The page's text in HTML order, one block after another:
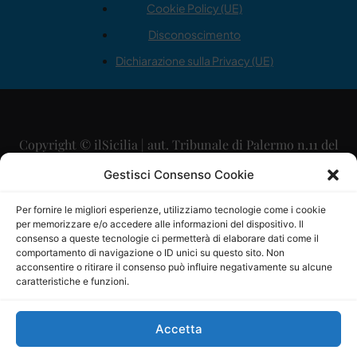
Gestisci Consenso Cookie
Per fornire le migliori esperienze, utilizziamo tecnologie come i cookie
per memorizzare e/o accedere alle informazioni del dispositivo. Il
consenso a queste tecnologie ci permetterà di elaborare dati come il
comportamento di navigazione o ID unici su questo sito. Non
acconsentire o ritirare il consenso può influire negativamente su alcune
caratteristiche e funzioni.
Accetta
Cookie Policy (UE)
Disconoscimento
Dichiarazione sulla Privacy (UE)
Copyright © ilSicilia | aut. Tribunale di Palermo n.11 del
29/09/2015
Direttore Editoriale: Maurizio Scaglione
Direttore Responsabile: Maria Calabrese
P.IVA: 06334930820
Mercurio Comunicazione Società Cooperativa a r.l. è